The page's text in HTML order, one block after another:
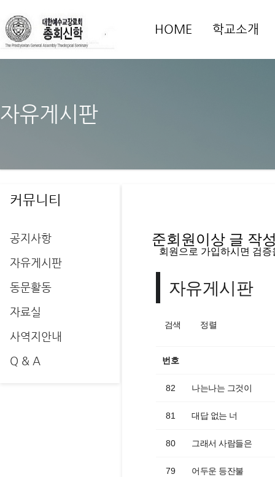
HOME 학교소개
자유게시판
커뮤니티
공지사항
자유게시판
동문활동
자료실
사역지안내
Q & A
준회원이상 글 작
회원으로 가입하시면 검
자유게시판
검색 정렬
번호
82 나는나는 그것이
81 대답 없는 너
80 그래서 사람들은
79 어두운 등잔불